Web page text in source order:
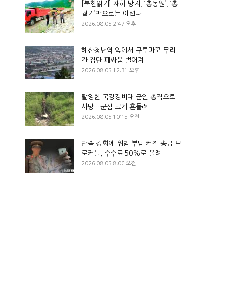
[북한읽기] 재해 방지, ‘총동원’, ‘총
궐기’만으로는 어렵다
2026.08.06 2:47 오후
혜산청년역 앞에서 구루마꾼 무리
간 집단 패싸움 벌어져
2026.08.06 12:31 오후
탈영한 국경경비대 군인 총격으로
사망…군심 크게 흔들려
2026.08.06 10:15 오전
단속 강화에 위험 부담 커진 송금 브
로커들, 수수료 50%로 올려
2026.08.06 8:00 오전